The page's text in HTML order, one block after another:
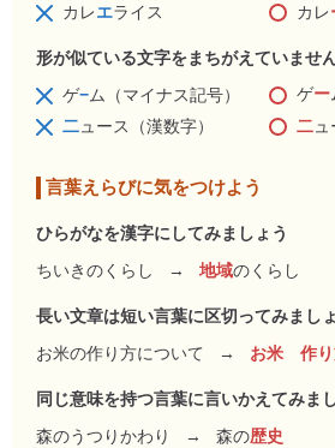
カレエライス カレ
形が似ている文字をまちがえていませ
ゲ−ム（マイナス記号） ゲー
二ュース（漢数字） 二ュ
言葉えらびに気をつけよう
ひらがなを漢字にしてみましょう
ちいきのくらし
→ 地域のくらし
長い文章は短い言葉に区切ってみまし
お米の作り方について
→ お米 作り
同じ意味を持つ言葉に言いかえてみま
森のうつりかわり
→ 森の歴史